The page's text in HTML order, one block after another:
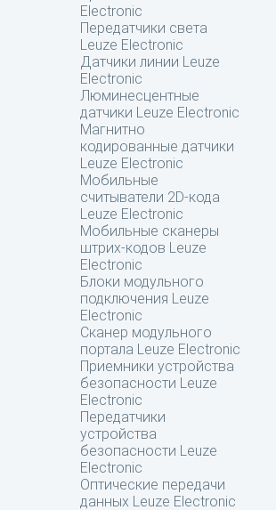
Electronic
Передатчики света
Leuze Electronic
Датчики линии Leuze
Electronic
Люминесцентные
датчики Leuze Electronic
Магнитно
кодированные датчики
Leuze Electronic
Мобильные
считыватели 2D-кода
Leuze Electronic
Мобильные сканеры
штрих-кодов Leuze
Electronic
Блоки модульного
подключения Leuze
Electronic
Сканер модульного
портала Leuze Electronic
Приемники устройства
безопасности Leuze
Electronic
Передатчики
устройства
безопасности Leuze
Electronic
Оптические передачи
данных Leuze Electronic